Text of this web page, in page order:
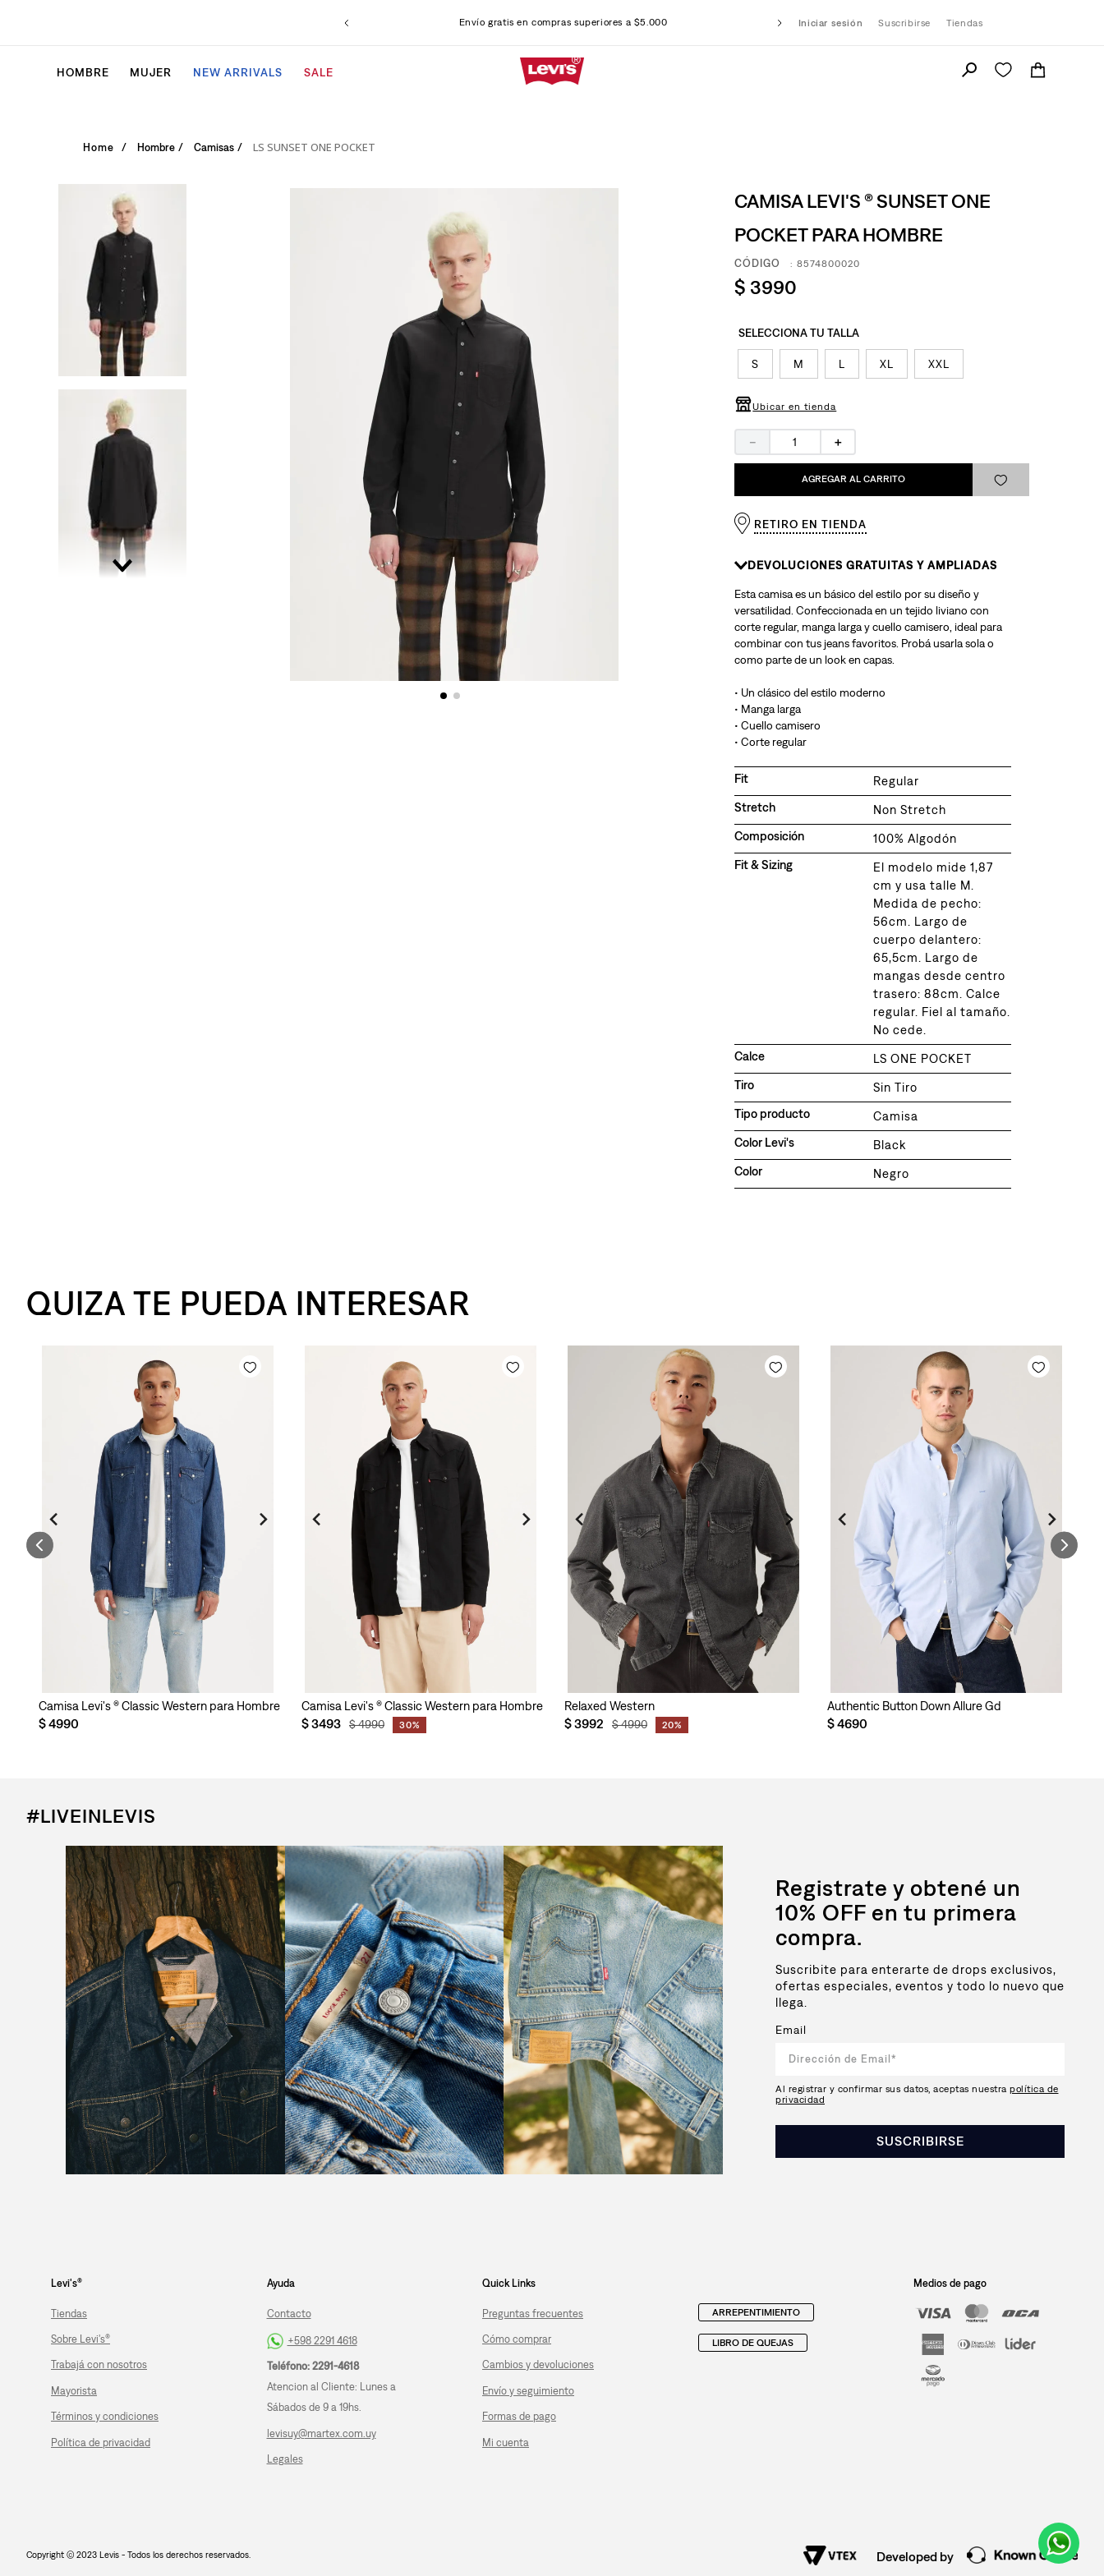
Envío gratis en compras superiores a $5.000 Iniciar sesión Suscribirse Tiendas
HOMBRE MUJER NEW ARRIVALS SALE
Hombre Camisas LS SUNSET ONE POCKET
CAMISA LEVI'S ® SUNSET ONE
POCKET PARA HOMBRE
:8574800020
$ 3990
S M L XL XXL
Ubicar en tienda
＋
－
AGREGAR AL CARRITO
RETIRO EN TIENDA
DEVOLUCIONES GRATUITAS Y AMPLIADAS
Esta camisa es un básico del estilo por su diseño y
versatilidad. Confeccionada en un tejido liviano con
corte regular, manga larga y cuello camisero, ideal para
combinar con tus jeans favoritos. Probá usarla sola o
como parte de un look en capas.
• Un clásico del estilo moderno
• Manga larga
• Cuello camisero
• Corte regular
Fit
Regular
Stretch
Non Stretch
Composición
100% Algodón
Fit & Sizing
El modelo mide 1,87
cm y usa talle M.
Medida de pecho:
56cm. Largo de
cuerpo delantero:
65,5cm. Largo de
mangas desde centro
trasero: 88cm. Calce
regular. Fiel al tamaño.
No cede.
Calce
LS ONE POCKET
Tiro
Sin Tiro
Tipo producto
Camisa
Color Levi's
Black
Color
Negro
QUIZA TE PUEDA INTERESAR
Camisa Levi's ® Classic Western para Hombre
$4990
Camisa Levi's ® Classic Western para Hombre
$3493 $4990 30%
Relaxed Western
$3992 $4990 20%
Authentic Button Down Allure Gd
$4690
#LIVEINLEVIS
Registrate y obtené un
10% OFF en tu primera
compra.
Suscribite para enterarte de drops exclusivos,
ofertas especiales, eventos y todo lo nuevo que
llega.
Email
Al registrar y confirmar sus datos, aceptas nuestra política de
privacidad
SUSCRIBIRSE
Levi's®
Tiendas
Sobre Levi's®
Trabajá con nosotros
Mayorista
Términos y condiciones
Política de privacidad
Ayuda
Contacto
+598 2291 4618
Teléfono: 2291-4618
Atencion al Cliente: Lunes a
Sábados de 9 a 19hs.
levisuy@martex.com.uy
Legales
Quick Links
Preguntas frecuentes
Cómo comprar
Cambios y devoluciones
Envío y seguimiento
Formas de pago
Mi cuenta
ARREPENTIMIENTO
LIBRO DE QUEJAS
Medios de pago
Copyright © 2023 Levis - Todos los derechos reservados. Developed by